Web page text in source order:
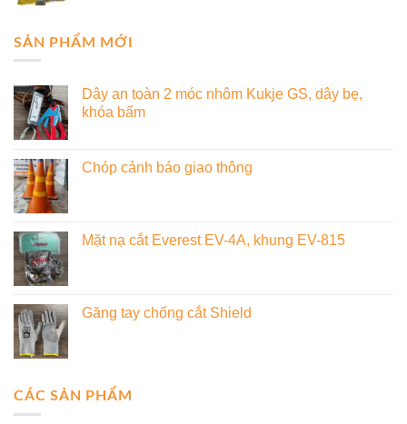
SẢN PHẨM MỚI
Dây an toàn 2 móc nhôm Kukje GS, dây bẹ,
khóa bấm
Chóp cảnh báo giao thông
Mặt nạ cắt Everest EV-4A, khung EV-815
Găng tay chống cắt Shield
CÁC SẢN PHẨM